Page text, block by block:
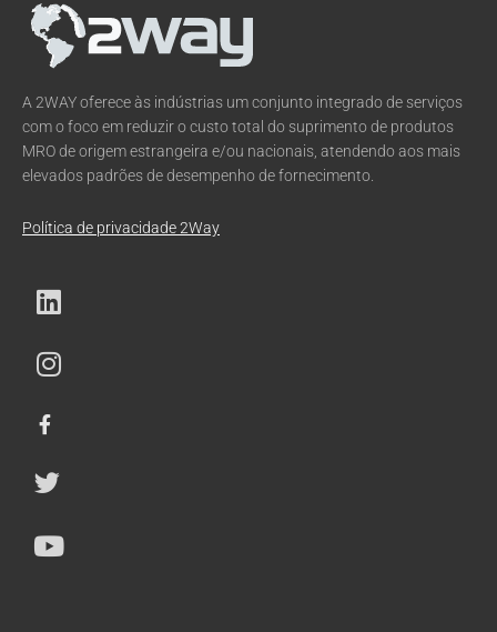
A 2WAY oferece às indústrias um conjunto integrado de serviços
com o foco em reduzir o custo total do suprimento de produtos
MRO de origem estrangeira e/ou nacionais, atendendo aos mais
elevados padrões de desempenho de fornecimento.
Política de privacidade 2Way